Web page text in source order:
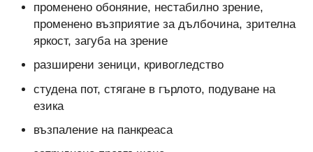
променено обоняние, нестабилно зрение,
променено възприятие за дълбочина, зрителна
яркост, загуба на зрение
разширени зеници, кривогледство
студена пот, стягане в гърлото, подуване на
езика
възпаление на панкреаса